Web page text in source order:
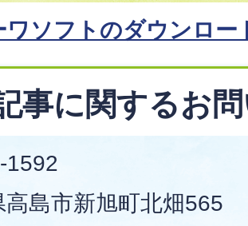
ワソフトのダウンロー
事に関するお
1592
高島市新旭町北畑565